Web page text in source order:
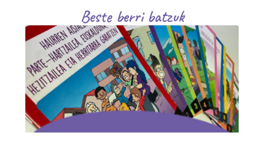
Beste berri batzuk